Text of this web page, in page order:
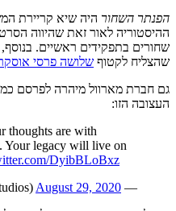
הפנתר השחור היה שיא קריירת
ההיסטוריה לאור זאת שהיווה
שחורים בתפקידים ראשיים.
שהצליח לקטוף שלושה פרסי
גם חברת מארוול מיהרה לפרסם
העצובה הזו:
thoughts are with
Your legacy will live on
DyibBLoBxz
— Marvel Studios (@MarvelStudios)
August 29, 2020